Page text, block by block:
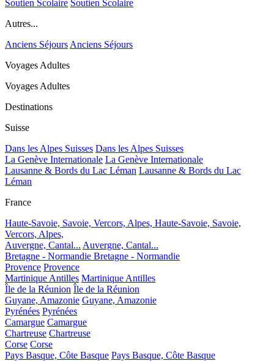
Soutien Scolaire Soutien Scolaire
Autres...
Anciens Séjours Anciens Séjours
Voyages Adultes
Voyages Adultes
Destinations
Suisse
Dans les Alpes Suisses Dans les Alpes Suisses
La Genève Internationale La Genève Internationale
Lausanne & Bords du Lac Léman Lausanne & Bords du Lac
Léman
France
Haute-Savoie, Savoie, Vercors, Alpes, Haute-Savoie, Savoie,
Vercors, Alpes,
Auvergne, Cantal... Auvergne, Cantal...
Bretagne - Normandie Bretagne - Normandie
Provence Provence
Martinique Antilles Martinique Antilles
Île de la Réunion Île de la Réunion
Guyane, Amazonie Guyane, Amazonie
Pyrénées Pyrénées
Camargue Camargue
Chartreuse Chartreuse
Corse Corse
Pays Basque, Côte Basque Pays Basque, Côte Basque